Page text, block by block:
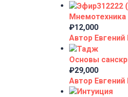
₽12,000
Автор
Основы
₽29,000
Автор